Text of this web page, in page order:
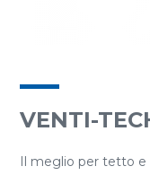
VENTI-
Il meglio per tetto e